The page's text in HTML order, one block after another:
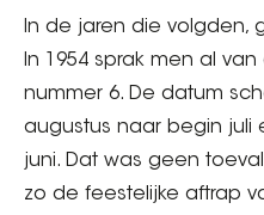
In de jaren die volgden,
In 1954 sprak men al
nummer 6. De datum
augustus naar begin juli
juni. Dat was geen
zo de feestelijke aftrap